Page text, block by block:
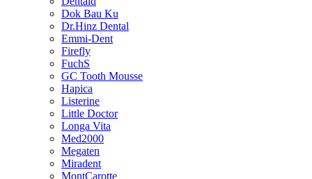
Dok Bau Ku
Dr.Hinz Dental
Emmi-Dent
Firefly
FuchS
GC Tooth Mousse
Hapica
Listerine
Little Doctor
Longa Vita
Med2000
Megaten
Miradent
MontCarotte